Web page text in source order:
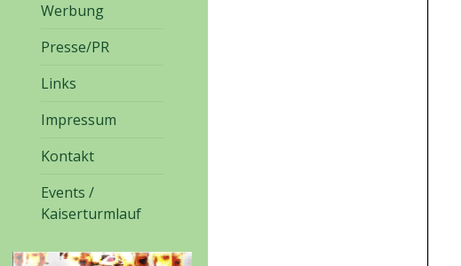
Werbung
Presse/PR
Links
Impressum
Kontakt
Events /
Kaiserturmlauf